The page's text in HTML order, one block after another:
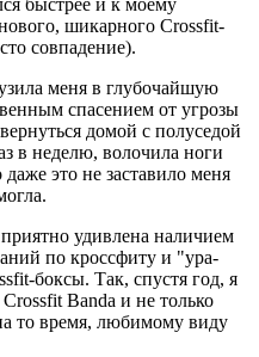
шикарного Crossfit-
совпадение).
меня в глубочайшую
спасением от угрозы
домой с полуседой
в неделю, волочила ноги
это не заставило меня
удивлена наличием
по кроссфиту и "ура-
боксы. Так, спустя год, я
Banda и не только
то время, любимому виду